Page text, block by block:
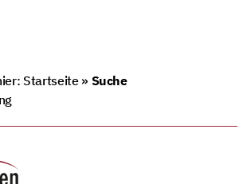
Startseite» Suche